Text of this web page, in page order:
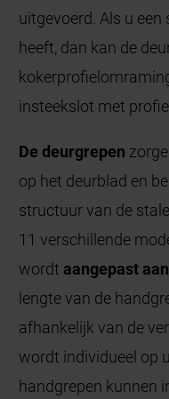
uitgevoerd. Als u
heeft, dan kan de
insteekslot met
De deurgrepen
op het deurblad en
structuur van de
11 verschillende
wordt aangepast
lengte van de
afhankelijk van de
wordt individueel op
handgrepen kunnen